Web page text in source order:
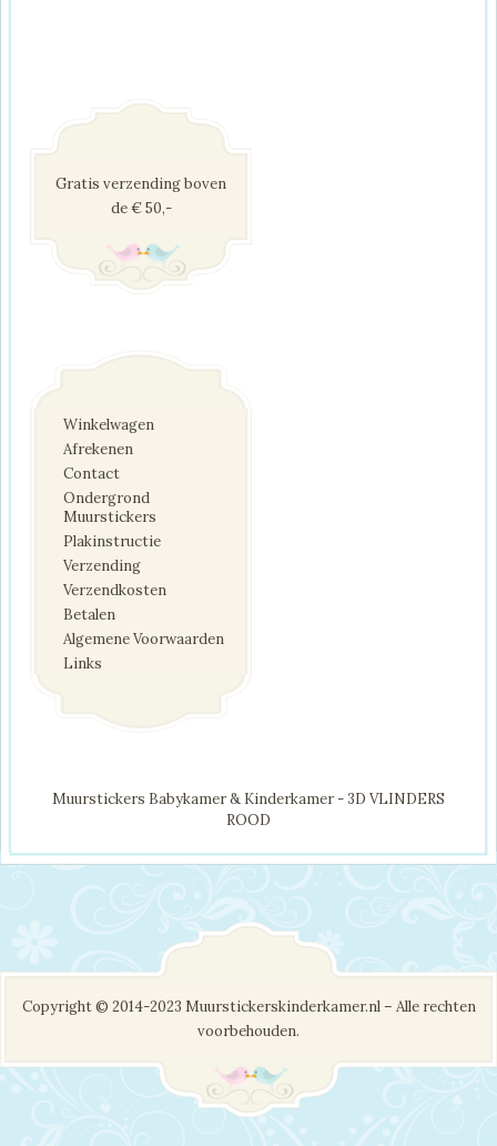
Gratis verzending boven
de € 50,-
Winkelwagen
Afrekenen
Contact
Ondergrond
Muurstickers
Plakinstructie
Verzending
Verzendkosten
Betalen
Algemene Voorwaarden
Links
Muurstickers Babykamer & Kinderkamer - 3D VLINDERS
ROOD
Copyright © 2014-2023 Muurstickerskinderkamer.nl – Alle rechten
voorbehouden.